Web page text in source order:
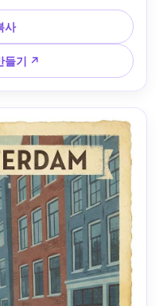
패널, 우아한 현대적인 세
이 그레인, 고해상도 인
4:5
사
들기 ↗